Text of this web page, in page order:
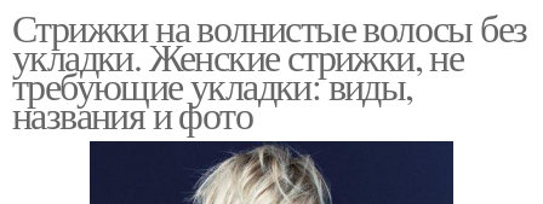
Стрижки на волнистые волосы без
укладки. Женские стрижки, не
требующие укладки: виды,
названия и фото